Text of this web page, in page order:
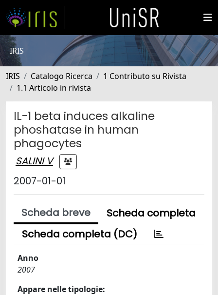
IRIS
IRIS Catalogo Ricerca
1 Contributo su Rivista
1.1 Articolo in rivista
IL-1 beta induces alkaline
phoshatase in human
phagocytes
SALINI V
2007-01-01
Scheda breve
Scheda completa
Scheda completa (DC)
Anno
2007
Appare nelle tipologie: